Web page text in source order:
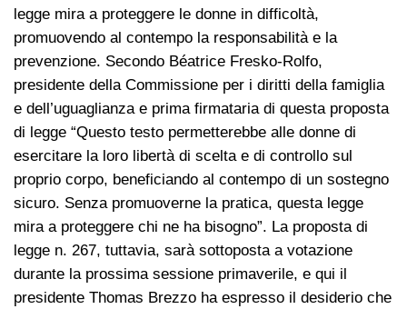
legge mira a proteggere le donne in difficoltà,
promuovendo al contempo la responsabilità e la
prevenzione. Secondo Béatrice Fresko-Rolfo,
presidente della Commissione per i diritti della famiglia
e dell’uguaglianza e prima firmataria di questa proposta
di legge “Questo testo permetterebbe alle donne di
esercitare la loro libertà di scelta e di controllo sul
proprio corpo, beneficiando al contempo di un sostegno
sicuro. Senza promuoverne la pratica, questa legge
mira a proteggere chi ne ha bisogno”. La proposta di
legge n. 267, tuttavia, sarà sottoposta a votazione
durante la prossima sessione primaverile, e qui il
presidente Thomas Brezzo ha espresso il desiderio che